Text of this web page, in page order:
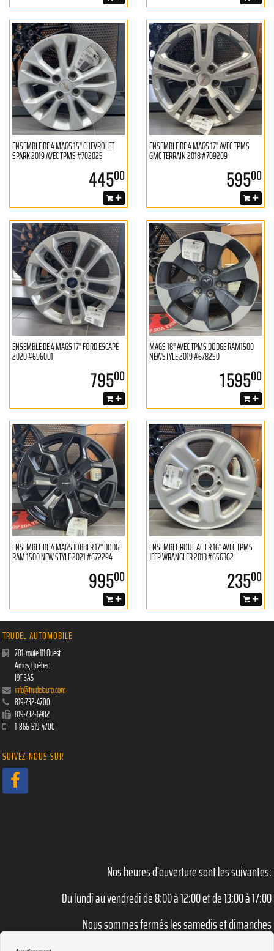
ENSEMBLE DE 4 MAGS 15" CHEVROLET
SPARK 2019 AVEC TPMS #702025
44500
ENSEMBLE DE 4 MAGS 17" AVEC TPMS
GMC TERRAIN 2018 #709209
59500
ENSEMBLE DE 4 MAGS 17" FORD ESCAPE
2020 #696001
79500
MAGS 18'' AVEC TPMS DODGE RAM1500
NEWSTYLE 2019 #678250
159500
ENSEMBLE DE 4 MAGS JOBBER 17'' DODGE
RAM 1500 NEW STYLE 2021 #672294
99500
ENSEMBLE ROUE ACIER 16'' AVEC TPMS
JEEP WRANGLER 2013 #656362
23500
TRUDEL AUTOMOBILE
781, route 111 Ouest
Amos,Québec
J9T 3A5
info@trudelauto.com
819-732-4700
819-732-6982
1-866-519-4700
SUIVEZ-NOUS SUR
Nos heures d'ouverture sont les suivantes:
Du lundi au vendredi de 8:00 à 12:00 et de 13:00 à 17:00
Nous sommes fermés les samedis et dimanches